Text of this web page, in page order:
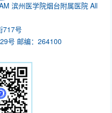
滨州医学院烟台附属医院 All
717号
号 邮编：264100